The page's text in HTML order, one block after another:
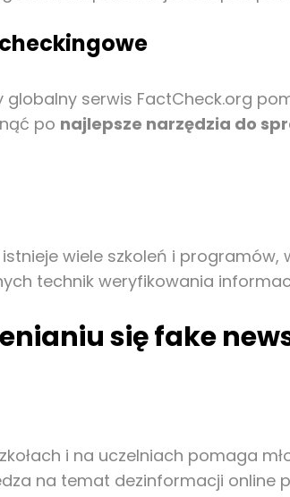
serwis FactCheck.org
po najlepsze narzędzia do
wiele szkoleń i programów,
technik weryfikowania
się fake
i na uczelniach pomaga
na temat dezinformacji